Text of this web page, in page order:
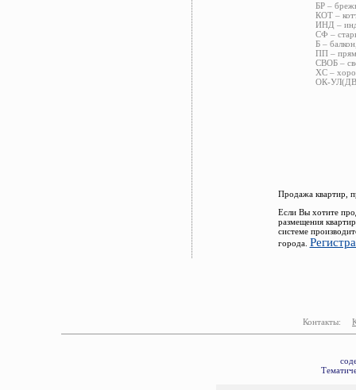
БР –
КОТ –
ИНД –
СФ –
Б –
ПП –
СВОБ –
ХС –
ОК-УЛ(ДВ)
Продажа квартир,
Если Вы хотите
размещения
системе
города.
Контакты: